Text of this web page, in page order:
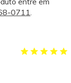
0711.